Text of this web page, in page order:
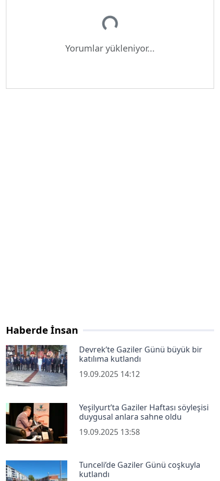
Yükleniyor...
Yorumlar yükleniyor...
Haberde İnsan
Devrek’te Gaziler Günü büyük bir
katılıma kutlandı
19.09.2025 14:12
Yeşilyurt’ta Gaziler Haftası söyleşisi
duygusal anlara sahne oldu
19.09.2025 13:58
Tunceli’de Gaziler Günü coşkuyla
kutlandı